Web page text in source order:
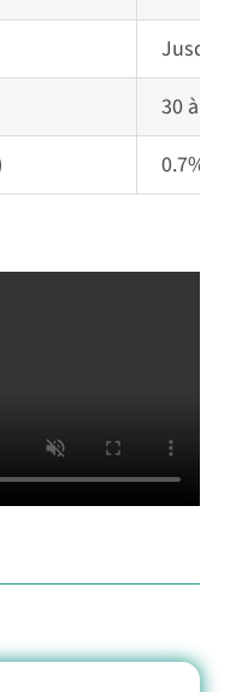
30 à 60
0.7%